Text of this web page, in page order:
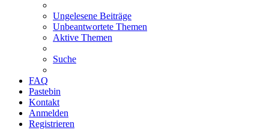
Ungelesene Beiträge
Unbeantwortete Themen
Aktive Themen
Suche
FAQ
Pastebin
Kontakt
Anmelden
Registrieren